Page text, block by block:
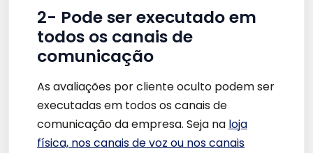
2- Pode ser executado em
todos os canais de
comunicação
As avaliações por cliente oculto podem ser
executadas em todos os canais de
comunicação da empresa. Seja na loja
física, nos canais de voz ou nos canais